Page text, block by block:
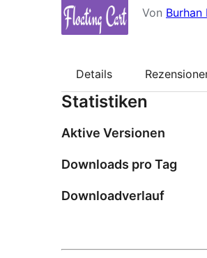
Von Burhan
Details
Statistiken
Aktive Versionen
Downloads pro Tag
Downloadverlauf